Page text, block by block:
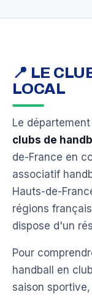
📍 LE
LOCAL
Le département
clubs de
de-France en
associatif
Hauts-de-
régions
dispose d'un
Pour
handball en
saison